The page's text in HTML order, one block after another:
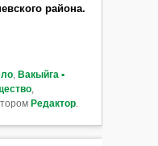
района.
, Вакыйга ▪
,
Редактор.